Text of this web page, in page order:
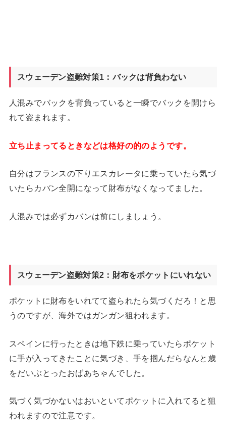
スウェーデン盗難対策1：バックは背負わない
人混みでバックを背負っていると一瞬でバックを開けら
れて盗まれます。
立ち止まってるときなどは格好の的のようです。
自分はフランスの下りエスカレータに乗っていたら気づ
いたらカバン全開になって財布がなくなってました。
人混みでは必ずカバンは前にしましょう。
スウェーデン盗難対策2：財布をポケットにいれない
ポケットに財布をいれてて盗られたら気づくだろ！と思
うのですが、海外ではガンガン狙われます。
スペインに行ったときは地下鉄に乗っていたらポケット
に手が入ってきたことに気づき、手を掴んだらなんと歳
をだいぶとったおばあちゃんでした。
気づく気づかないはおいといてポケットに入れてると狙
われますので注意です。